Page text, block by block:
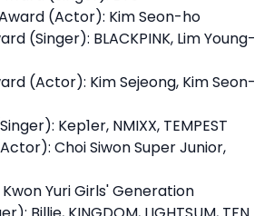
(Actor): Kim Seon-ho
(Singer): BLACKPINK, Lim Young-
(Actor): Kim Sejeong, Kim Seon-
Kep1er, NMIXX, TEMPEST
Choi Siwon Super Junior,
Yuri Girls' Generation